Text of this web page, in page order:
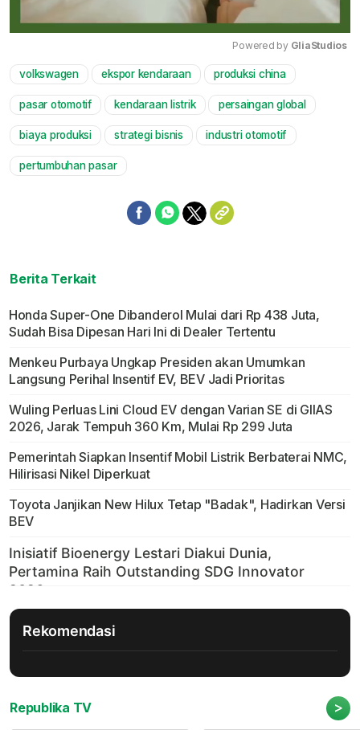
Mute
Powered by GliaStudios
volkswagen ekspor kendaraan produksi china
pasar otomotif kendaraan listrik persaingan global
biaya produksi strategi bisnis industri otomotif
pertumbuhan pasar
Berita Terkait
Honda Super-One Dibanderol Mulai dari Rp 438 Juta,
Sudah Bisa Dipesan Hari Ini di Dealer Tertentu
Menkeu Purbaya Ungkap Presiden akan Umumkan
Langsung Perihal Insentif EV, BEV Jadi Prioritas
Wuling Perluas Lini Cloud EV dengan Varian SE di GIIAS
2026, Jarak Tempuh 360 Km, Mulai Rp 299 Juta
Pemerintah Siapkan Insentif Mobil Listrik Berbaterai NMC,
Hilirisasi Nikel Diperkuat
Toyota Janjikan New Hilux Tetap "Badak", Hadirkan Versi
BEV
Rekomendasi
Republika TV >